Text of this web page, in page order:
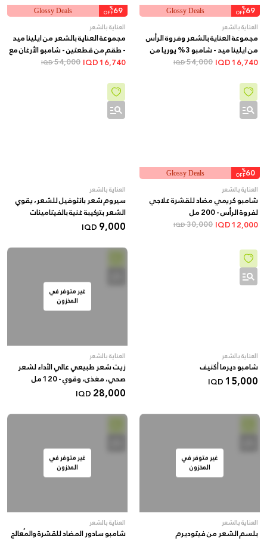
69
%
OFF
Glossy Deals
العناية بالشعر
مجموعة العناية بالشعر وفروة الرأس
من ايلينا ميد - شامبو 3% يوريا من
قطعتين + هدية بخاخ للشعر
16,740
54,000
IQD
69
%
OFF
Glossy Deals
العناية بالشعر
مجموعة العناية بالشعر من ايلينا ميد
- طقم من قطعتين - شامبو الأرغان مع
هدية بلسم الشعر الإسباني
16,740
54,000
IQD
60
%
OFF
Glossy Deals
العناية بالشعر
شامبو كريمي مضاد للقشرة علاجي
لفروة الرأس - 200 مل
12,000
30,000
IQD
العناية بالشعر
سيروم شعر بانثوفيل للشعر، يقوي
الشعر بتركيبة غنية بالفيتامينات
9,000
IQD
العناية بالشعر
شامبو ديرما أكتيف
15,000
IQD
غير متوفر في
المخزون
العناية بالشعر
زيت شعر طبيعي عالي الأداء لشعر
صحي، مغذى، وقوي - 120 مل
28,000
IQD
غير متوفر في
المخزون
العناية بالشعر
بلسم الشعر من فيتوديرم
غير متوفر في
المخزون
العناية بالشعر
شامبو سادور المضاد للقشرة والمُعالج